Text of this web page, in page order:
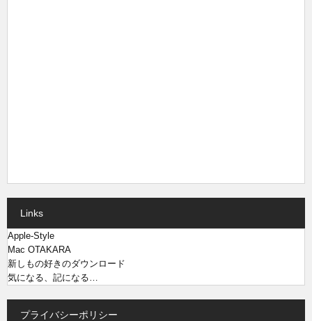
Links
Apple-Style
Mac OTAKARA
新しもの好きのダウンロード
気になる、記になる…
プライバシーポリシー